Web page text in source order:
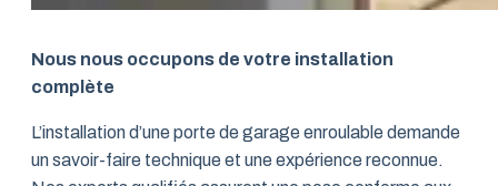
Nous nous occupons de votre installation
complète
L’installation d’une porte de garage enroulable demande
un savoir-faire technique et une expérience reconnue.